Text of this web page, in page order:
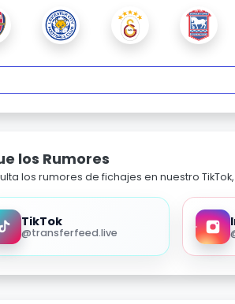
los Rumores
los rumores de fichajes en nuestro
TikTok
@transferfeed.live